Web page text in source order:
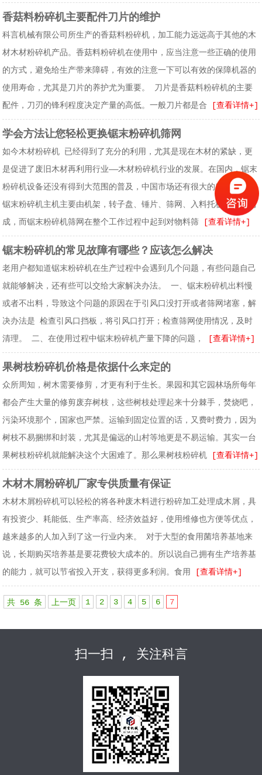
香菇料粉碎机主要配件刀片的维护
科言机械有限公司所生产的香菇料粉碎机，加工能力远远高于其他的木
材木材粉碎机产品。香菇料粉碎机在使用中，应当注意一些正确的使用
的方式，避免给生产带来障碍，有效的注意一下可以有效的保障机器的
使用寿命，尤其是刀片的养护尤为重要。 刀片是香菇料粉碎机的主要
配件，刀刃的锋利程度决定产量的高低。一般刀片都是合
[查看详情+]
学会方法让您轻松更换锯末粉碎机筛网
如今木材粉碎机 已经得到了充分的利用，尤其是现在木材的紧缺，更
是促进了废旧木材再利用行业——木材粉碎机行业的发展。在国内，锯末
粉碎机设备还没有得到大范围的普及，中国市场还有很大的发展前景。
锯末粉碎机主机主要由机架，转子盘、锤片、筛网、入料托板等部件构
成，而锯末粉碎机筛网在整个工作过程中起到对物料筛
[查看详情+]
锯末粉碎机的常见故障有哪些？应该怎么解决
老用户都知道锯末粉碎机在生产过程中会遇到几个问题，有些问题自己
就能够解决，还有些可以交给大家解决办法。 一、锯末粉碎机出料慢
或者不出料，导致这个问题的原因在于引风口没打开或者筛网堵塞，解
决办法是 检查引风口挡板，将引风口打开；检查筛网使用情况，及时
清理。 二、在使用过程中锯末粉碎机产量下降的问题，
[查看详情+]
果树枝粉碎机价格是依据什么来定的
众所周知，树木需要修剪，才更有利于生长。果园和其它园林场所每年
都会产生大量的修剪废弃树枝，这些树枝处理起来十分棘手，焚烧吧，
污染环境那个，国家也严禁。运输到固定位置的话，又费时费力，因为
树枝不易捆绑和封装，尤其是偏远的山村等地更是不易运输。其实一台
果树枝粉碎机就能解决这个大困难了。那么果树枝粉碎机
[查看详情+]
木材木屑粉碎机厂家专供质量有保证
木材木屑粉碎机可以轻松的将各种废木料进行粉碎加工处理成木屑，具
有投资少、耗能低、生产率高、经济效益好，使用维修也方便等优点，
越来越多的人加入到了这一行业内来。 对于大型的食用菌培养基地来
说，长期购买培养基是要花费较大成本的。所以说自己拥有生产培养基
的能力，就可以节省投入开支，获得更多利润。食用
[查看详情+]
共 56 条 上一页 1 2 3 4 5 6 7
扫一扫 , 关注科言